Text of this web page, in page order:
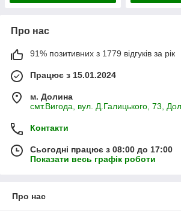
Про нас
91% позитивних з 1779 відгуків за рік
Працює з 15.01.2024
м. Долина
смт.Вигода, вул. Д.Галицького, 73,
Контакти
Сьогодні працює з 08:00 до 17:00
Показати весь графік роботи
Про нас